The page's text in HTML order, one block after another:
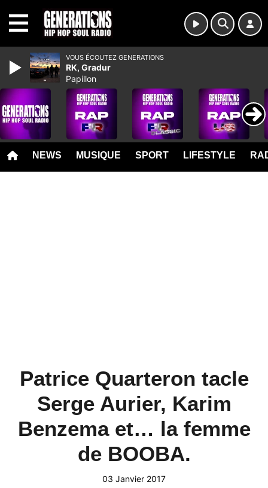
NEWS MUSIQUE SPORT LIFESTYLE
Patrice Quarteron tacle
Serge Aurier, Karim
Benzema et… la femme
de BOOBA.
03 Janvier 2017
VOUS ÉCOUTEZ GENERATIONS
RK, Gradur
Papillon